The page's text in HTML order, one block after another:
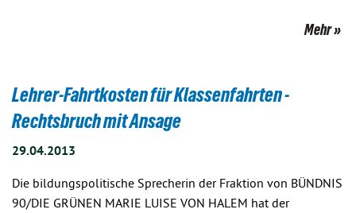
Mehr
Lehrer-Fahrtkosten für Klassenfahrten -
Rechtsbruch mit Ansage
29.04.2013
Die bildungspolitische Sprecherin der Fraktion von BÜNDNIS
90/DIE GRÜNEN MARIE LUISE VON HALEM hat der